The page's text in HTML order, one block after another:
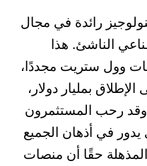
رائدة في مجال
الناشئ. هذا
وول ستريت مجددًا،
بمليار دولار،
توقعاتها لعام 2025. وقد رحب المستثمرون
يدور في أذهان الجميع
حقًا أن منصات